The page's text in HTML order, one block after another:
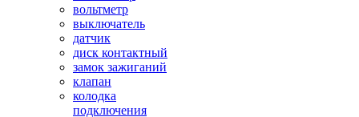
вольтметр
выключатель
датчик
диск контактный
замок зажиганий
клапан
колодка
подключения